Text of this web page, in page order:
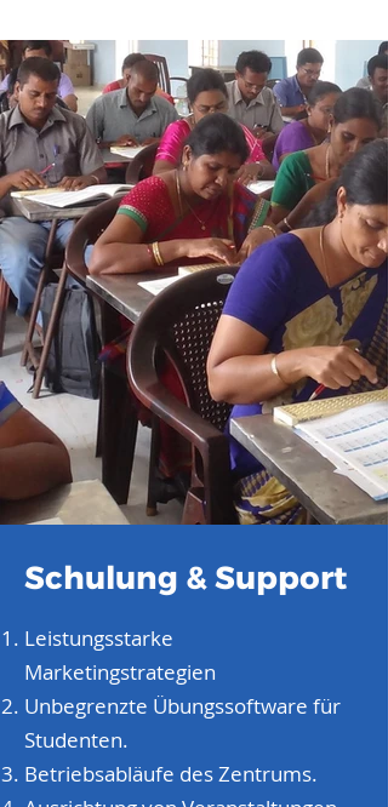
Schulung & Support
Leistungsstarke
Marketingstrategien
Unbegrenzte Übungssoftware für
Studenten.
Betriebsabläufe des Zentrums.